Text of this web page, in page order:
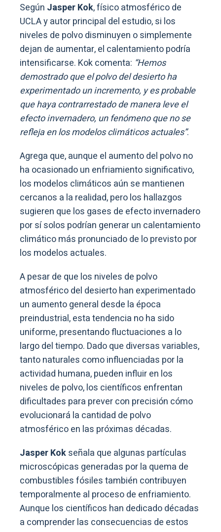
Según Jasper Kok, físico atmosférico de
UCLA y autor principal del estudio, si los
niveles de polvo disminuyen o simplemente
dejan de aumentar, el calentamiento podría
intensificarse. Kok comenta: “Hemos
demostrado que el polvo del desierto ha
experimentado un incremento, y es probable
que haya contrarrestado de manera leve el
efecto invernadero, un fenómeno que no se
refleja en los modelos climáticos actuales”.
Agrega que, aunque el aumento del polvo no
ha ocasionado un enfriamiento significativo,
los modelos climáticos aún se mantienen
cercanos a la realidad, pero los hallazgos
sugieren que los gases de efecto invernadero
por sí solos podrían generar un calentamiento
climático más pronunciado de lo previsto por
los modelos actuales.
A pesar de que los niveles de polvo
atmosférico del desierto han experimentado
un aumento general desde la época
preindustrial, esta tendencia no ha sido
uniforme, presentando fluctuaciones a lo
largo del tiempo. Dado que diversas variables,
tanto naturales como influenciadas por la
actividad humana, pueden influir en los
niveles de polvo, los científicos enfrentan
dificultades para prever con precisión cómo
evolucionará la cantidad de polvo
atmosférico en las próximas décadas.
Jasper Kokseñala que algunas partículas
microscópicas generadas por la quema de
combustibles fósiles también contribuyen
temporalmente al proceso de enfriamiento.
Aunque los científicos han dedicado décadas
a comprender las consecuencias de estos